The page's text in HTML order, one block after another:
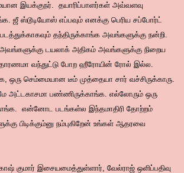
இயக்குநர். தயாரிப்பாளர்கள் அவ்வளவு
ஜீ ஸ்டூடியோஸ் எப்பவும் எனக்கு பெரிய சப்போர்ட்
தந்திருக்காங்க அவங்களுக்கு நன்றி.
டயலாக் அதிகம் அவங்களுக்கு நிறைய
வந்துட்டு போற ஹீரோயின் ரோல் இல்ல.
ஒரு செம்மையான டீம் முத்தையா சார் வச்சிருக்காரு.
அட்டகாசமா பண்ணிருக்காங்க. எல்லோரும் ஒரு
என்னோட படங்கள்ல இந்தமாதிரி தோற்றம்
பிடிக்கும்னு நம்புகிறேன் உங்கள் ஆதரவை
குமார் இசையமைத்துள்ளார், வேல்ராஜ் ஒளிப்பதிவு